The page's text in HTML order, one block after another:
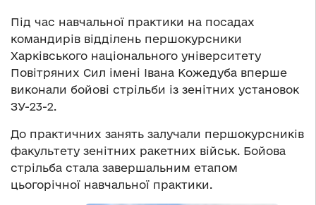
Під час навчальної практики на посадах
командирів відділень першокурсники
Харківського національного університету
Повітряних Сил імені Івана Кожедуба вперше
виконали бойові стрільби із зенітних установок
ЗУ-23-2.
До практичних занять залучали першокурсників
факультету зенітних ракетних військ. Бойова
стрільба стала завершальним етапом
цьогорічної навчальної практики.